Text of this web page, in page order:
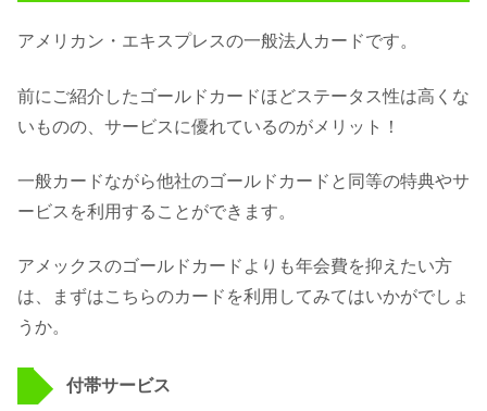
アメリカン・エキスプレスの一般法人カードです。
前にご紹介したゴールドカードほどステータス性は高くな
いものの、サービスに優れているのがメリット！
一般カードながら他社のゴールドカードと同等の特典やサ
ービスを利用することができます。
アメックスのゴールドカードよりも年会費を抑えたい方
は、まずはこちらのカードを利用してみてはいかがでしょ
うか。
付帯サービス